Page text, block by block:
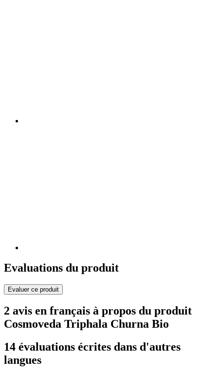
Evaluations du produit
Evaluer ce produit
2 avis en français à propos du produit
Cosmoveda Triphala Churna Bio
14 évaluations écrites dans d'autres
langues